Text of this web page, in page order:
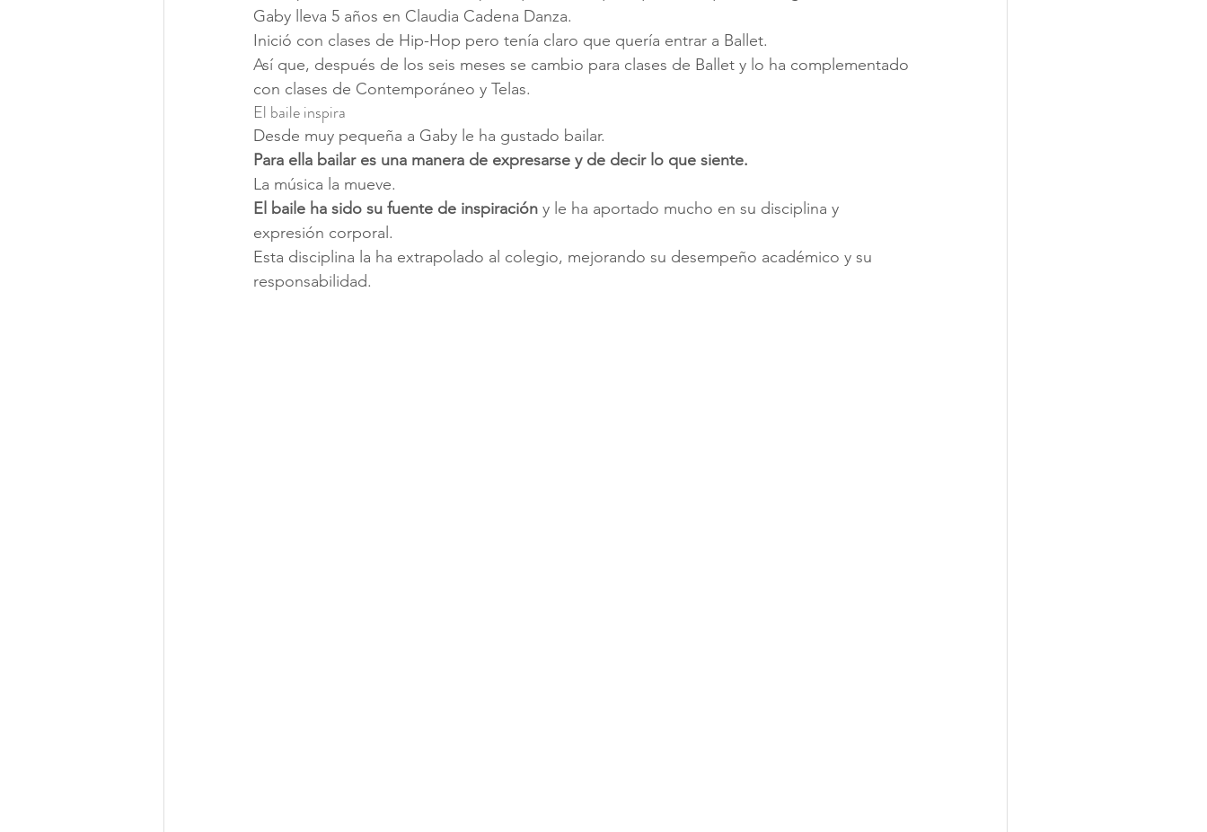
Gaby lleva 5 años en Claudia Cadena Danza.
Inició con clases de Hip-Hop pero tenía claro que quería entrar a Ballet.
Así que, después de los seis meses se cambio para clases de Ballet y lo ha complementado
con clases de Contemporáneo y Telas.
El baile inspira
Desde muy pequeña a Gaby le ha gustado bailar.
Para ella bailar es una manera de expresarse y de decir lo que siente.
La música la mueve.
El baile ha sido su fuente de inspiración y le ha aportado mucho en su disciplina y
expresión corporal.
Esta disciplina la ha extrapolado al colegio, mejorando su desempeño académico y su
responsabilidad.